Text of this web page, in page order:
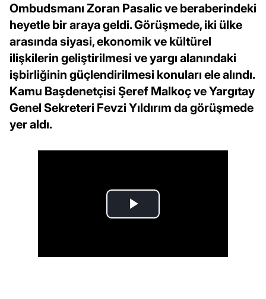
Ombudsmanı Zoran Pasalic ve beraberindeki
heyetle bir araya geldi. Görüşmede, iki ülke
arasında siyasi, ekonomik ve kültürel
ilişkilerin geliştirilmesi ve yargı alanındaki
işbirliğinin güçlendirilmesi konuları ele alındı.
Kamu Başdenetçisi Şeref Malkoç ve Yargıtay
Genel Sekreteri Fevzi Yıldırım da görüşmede
yer aldı.